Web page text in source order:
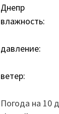
Днепр
влажность:
давление:
ветер:
Погода на 10